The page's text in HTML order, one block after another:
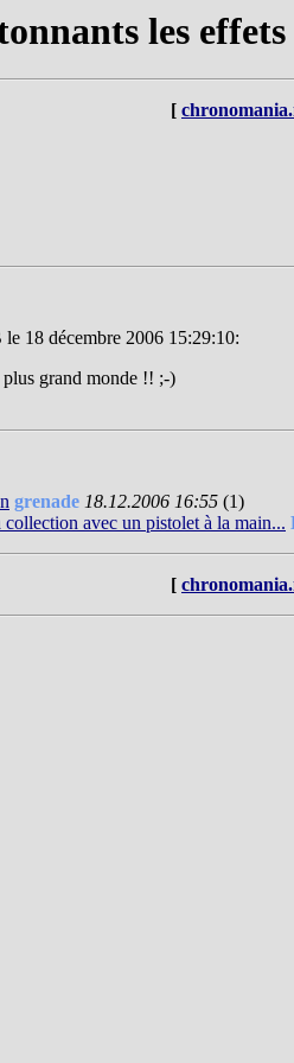
les
[
18 décembre 2006 15:29:10:
grand monde !! ;-)
grenade 18.12.2006 16:55 (1)
collection avec un pistolet à la main...
[